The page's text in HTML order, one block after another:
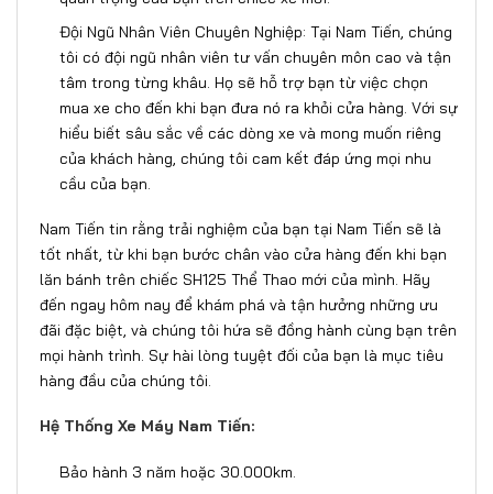
Đội Ngũ Nhân Viên Chuyên Nghiệp: Tại Nam Tiến, chúng
tôi có đội ngũ nhân viên tư vấn chuyên môn cao và tận
tâm trong từng khâu. Họ sẽ hỗ trợ bạn từ việc chọn
mua xe cho đến khi bạn đưa nó ra khỏi cửa hàng. Với sự
hiểu biết sâu sắc về các dòng xe và mong muốn riêng
của khách hàng, chúng tôi cam kết đáp ứng mọi nhu
cầu của bạn.
Nam Tiến tin rằng trải nghiệm của bạn tại Nam Tiến sẽ là
tốt nhất, từ khi bạn bước chân vào cửa hàng đến khi bạn
lăn bánh trên chiếc SH125 Thể Thao mới của mình. Hãy
đến ngay hôm nay để khám phá và tận hưởng những ưu
đãi đặc biệt, và chúng tôi hứa sẽ đồng hành cùng bạn trên
mọi hành trình. Sự hài lòng tuyệt đối của bạn là mục tiêu
hàng đầu của chúng tôi.
Hệ Thống Xe Máy Nam Tiến:
Bảo hành 3 năm hoặc 30.000km.